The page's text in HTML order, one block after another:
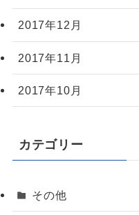
2017年12月
2017年11月
2017年10月
カテゴリー
その他